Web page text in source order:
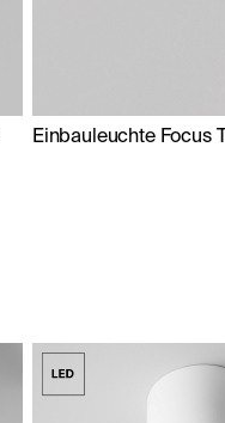
Einbauleuchte Focus